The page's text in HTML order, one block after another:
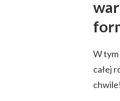
W tym
całej
chwile!